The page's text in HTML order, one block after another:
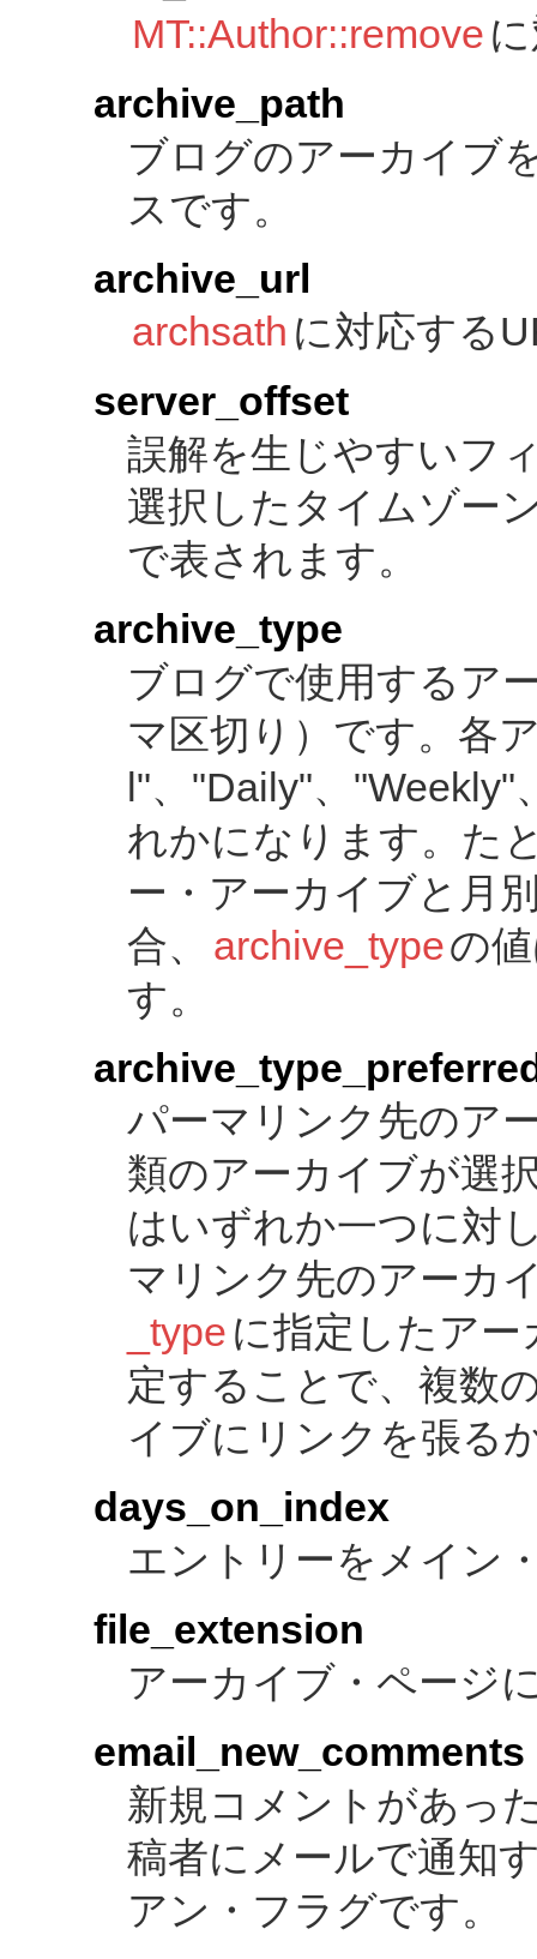
MT::Author::remove
archive_path
ブログのアーカイブ
スです。
archive_url
archsath に対応する
server_offset
誤解を生じやすいフ
選択したタイムゾー
で表されます。
archive_type
ブログで使用するア
マ区切り）です。各
l"、"Daily"、"Weekly"
れかになります。た
ー・アーカイブと月
合、
archive_typeの
す。
パーマリンク先のア
類のアーカイブが選
はいずれか一つに対
マリンク先のアーカ
_type に指定したア
定することで、複数
イブにリンクを張る
days_on_index
エントリーをメイン
file_extension
アーカイブ・ページ
email_new_comments
新規コメントがあっ
稿者にメールで通知
アン・フラグです。